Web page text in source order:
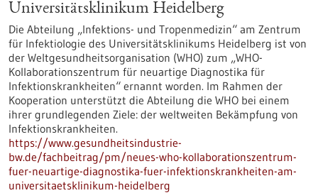
Universitätsklinikum Heidelberg
Die Abteilung „Infektions- und Tropenmedizin“ am Zentrum
für Infektiologie des Universitätsklinikums Heidelberg ist von
der Weltgesundheitsorganisation (WHO) zum „WHO-
Kollaborationszentrum für neuartige Diagnostika für
Infektionskrankheiten“ ernannt worden. Im Rahmen der
Kooperation unterstützt die Abteilung die WHO bei einem
ihrer grundlegenden Ziele: der weltweiten Bekämpfung von
Infektionskrankheiten.
https://www.gesundheitsindustrie-
bw.de/fachbeitrag/pm/neues-who-kollaborationszentrum-
fuer-neuartige-diagnostika-fuer-infektionskrankheiten-am-
universitaetsklinikum-heidelberg